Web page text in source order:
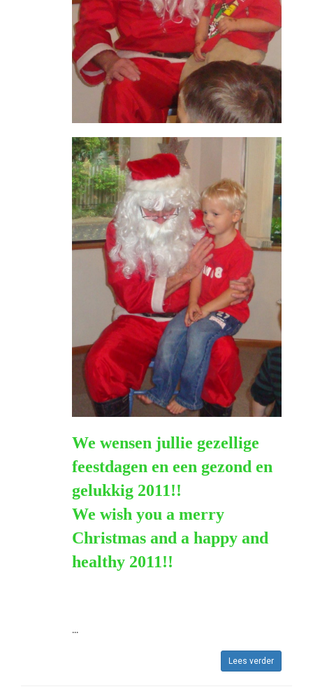
We wensen jullie gezellige
feestdagen en een gezond en
gelukkig 2011!!
We wish you a merry
Christmas and a happy and
healthy 2011!!
...
Lees verder